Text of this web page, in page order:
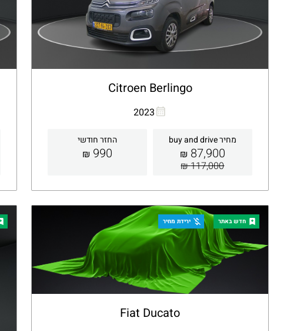
Citroen Berlingo
2023
מחיר buy and drive
87,900
₪
117,000 ₪
החזר חודשי
990
₪
העתקת קישור Whatsapp
קבלת הצעה
חדש באתר ירידת מחיר
Fiat Ducatoהעתקת קישור Whatsapp